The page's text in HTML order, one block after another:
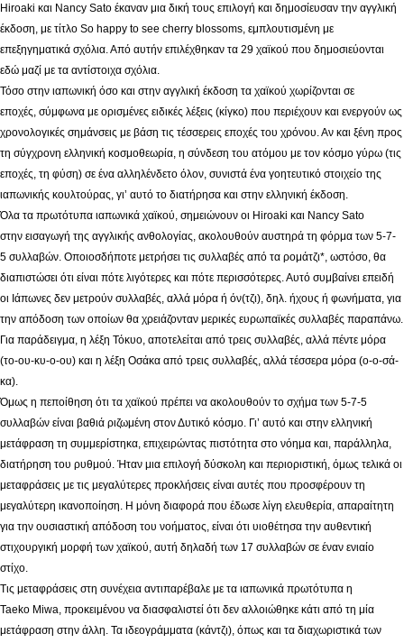
Hiroaki και Nancy Sato έκαναν μια δική τους επιλογή και δημοσίευσαν την αγγλική
έκδοση, με τίτλο So happy to see cherry blossoms, εμπλουτισμένη με
επεξηγηματικά σχόλια. Από αυτήν επιλέχθηκαν τα 29 χαϊκού που δημοσιεύονται
εδώ μαζί με τα αντίστοιχα σχόλια.
Τόσο στην ιαπωνική όσο και στην αγγλική έκδοση τα χαϊκού χωρίζονται σε
εποχές, σύμφωνα με ορισμένες ειδικές λέξεις (κίγκο) που περιέχουν και ενεργούν ως
χρονολογικές σημάνσεις με βάση τις τέσσερεις εποχές του χρόνου. Αν και ξένη προς
τη σύγχρονη ελληνική κοσμοθεωρία, η σύνδεση του ατόμου με τον κόσμο γύρω (τις
εποχές, τη φύση) σε ένα αλληλένδετο όλον, συνιστά ένα γοητευτικό στοιχείο της
ιαπωνικής κουλτούρας, γι’ αυτό το διατήρησα και στην ελληνική έκδοση.
Όλα τα πρωτότυπα ιαπωνικά χαϊκού, σημειώνουν οι Hiroaki και Nancy Sato
στην εισαγωγή της αγγλικής ανθολογίας, ακολουθούν αυστηρά τη φόρμα των 5-7-
5 συλλαβών. Οποιοσδήποτε μετρήσει τις συλλαβές από τα ρομάτζι*, ωστόσο, θα
διαπιστώσει ότι είναι πότε λιγότερες και πότε περισσότερες. Αυτό συμβαίνει επειδή
οι Ιάπωνες δεν μετρούν συλλαβές, αλλά μόρα ή όν(τζι), δηλ. ήχους ή φωνήματα, για
την απόδοση των οποίων θα χρειάζονταν μερικές ευρωπαϊκές συλλαβές παραπάνω.
Για παράδειγμα, η λέξη Τόκυο, αποτελείται από τρεις συλλαβές, αλλά πέντε μόρα
(το-ου-κυ-ο-ου) και η λέξη Οσάκα από τρεις συλλαβές, αλλά τέσσερα μόρα (ο-ο-σά-
κα).
Όμως η πεποίθηση ότι τα χαϊκού πρέπει να ακολουθούν το σχήμα των 5-7-5
συλλαβών είναι βαθιά ριζωμένη στον Δυτικό κόσμο. Γι’ αυτό και στην ελληνική
μετάφραση τη συμμερίστηκα, επιχειρώντας πιστότητα στο νόημα και, παράλληλα,
διατήρηση του ρυθμού. Ήταν μια επιλογή δύσκολη και περιοριστική, όμως τελικά οι
μεταφράσεις με τις μεγαλύτερες προκλήσεις είναι αυτές που προσφέρουν τη
μεγαλύτερη ικανοποίηση. Η μόνη διαφορά που έδωσε λίγη ελευθερία, απαραίτητη
για την ουσιαστική απόδοση του νοήματος, είναι ότι υιοθέτησα την αυθεντική
στιχουργική μορφή των χαϊκού, αυτή δηλαδή των 17 συλλαβών σε έναν ενιαίο
στίχο.
Τις μεταφράσεις στη συνέχεια αντιπαρέβαλε με τα ιαπωνικά πρωτότυπα η
Taeko Miwa, προκειμένου να διασφαλιστεί ότι δεν αλλοιώθηκε κάτι από τη μία
μετάφραση στην άλλη. Τα ιδεογράμματα (κάντζι), όπως και τα διαχωριστικά των